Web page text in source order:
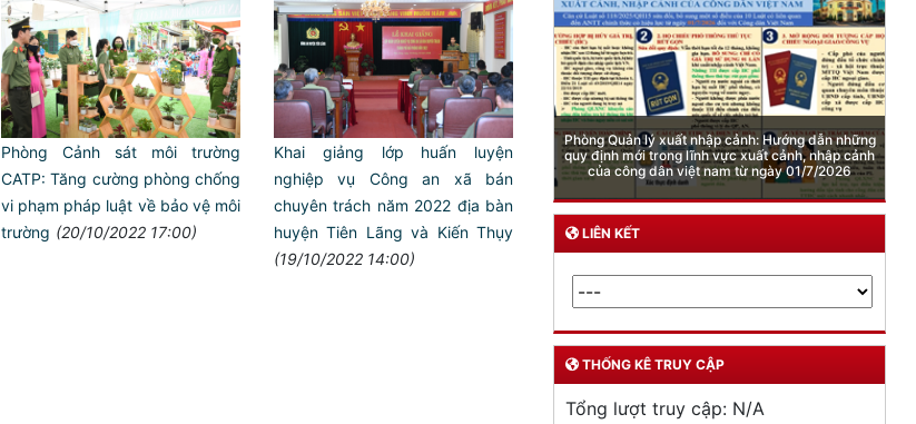
Phòng Cảnh sát môi trường
CATP: Tăng cường phòng chống
vi phạm pháp luật về bảo vệ môi
trường (20/10/2022 17:00)
Khai giảng lớp huấn luyện
nghiệp vụ Công an xã bán
chuyên trách năm 2022 địa bàn
huyện Tiên Lãng và Kiến Thụy
(19/10/2022 14:00)
Cảnh báo việc sử dụng “Pod chill” chứa Etomidate
LIÊN KẾT
THỐNG KÊ TRUY CẬP
Tổng lượt truy cập: N/A